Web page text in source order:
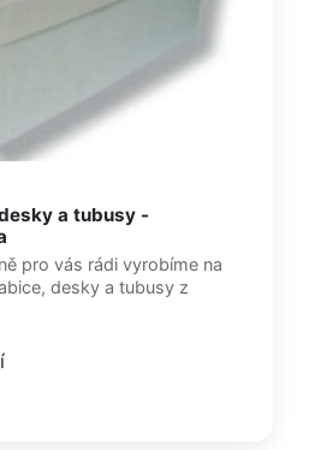
a tubusy -
pro vás rádi vyrobíme na
desky a tubusy z